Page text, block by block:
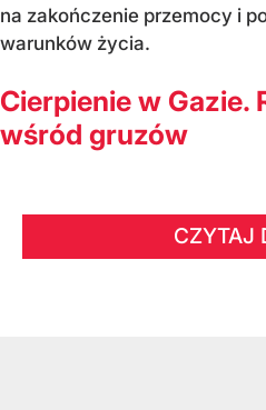
na zakończenie przemocy i
warunków życia.
Cierpienie w Gazie.
wśród gruzów
CZYTAJ